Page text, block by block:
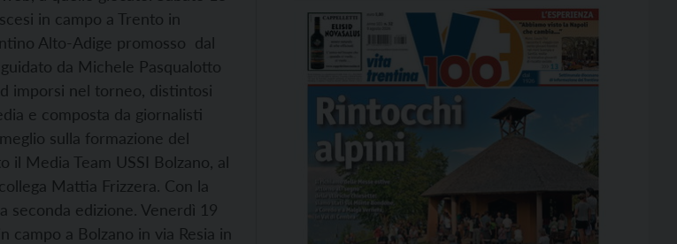
in campo a Trento in
Alto-Adige promosso dal
da Michele Pasqualotto
imporsi nel torneo, distintosi
e composta da giornalisti
sulla formazione del
Media Team USSI Bolzano, al
Mattia Frizzera. Con la
seconda edizione. Venerdì 19
campo a Bolzano in via Resia in